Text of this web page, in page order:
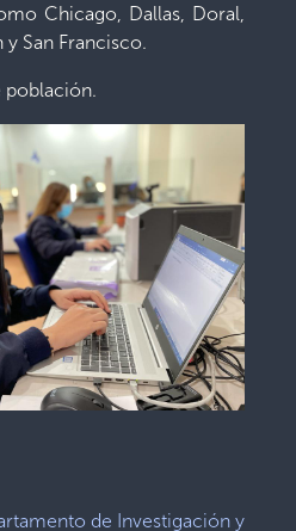
Chicago, Dallas, Doral,
San Francisco.
población.
de Investigación y